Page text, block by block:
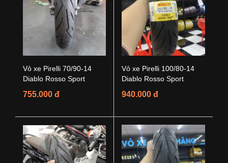
Vỏ xe Pirelli 70/90-14
Diablo Rosso Sport
755.000 đ
Vỏ xe Pirelli 100/80-14
Diablo Rosso Sport
940.000 đ